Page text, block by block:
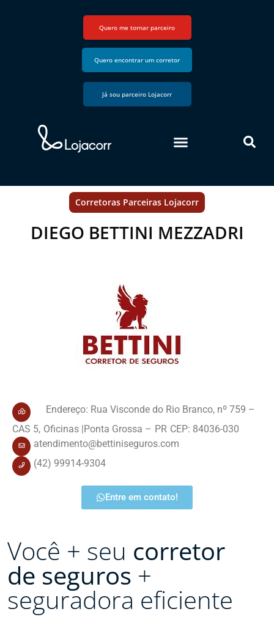
Quero me tornar parceiro
Quero encontrar um corretor
Já sou parceiro Lojacorr
Corretoras Parceiras Lojacorr
DIEGO BETTINI MEZZADRI
Endereço: Rua Visconde do Rio Branco, nº 759 –
CAS 5, Oficinas |Ponta Grossa – PR CEP: 84036-030
atendimento@bettiniseguros.com
(42) 99914-9304
Entre em contato!
Você + seu corretor
de seguros +
seguradora eficiente